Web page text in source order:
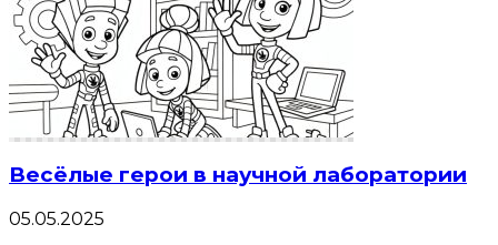
Весёлые герои в научной лаборатории
05.05.2025